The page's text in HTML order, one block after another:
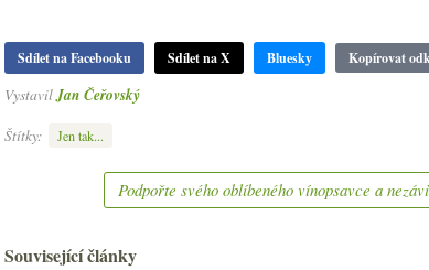
Sdílet na Facebooku Sdílet na X Bluesky Kopírovat
VystavilJan Čeřovský
Štítky:
Jen tak...
Podpořte svého oblíbeného vínopsavce a
Související články